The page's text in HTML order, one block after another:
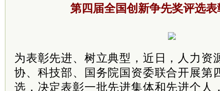
第四届全国创新争先奖评选
为表彰先进、树立典型，近日，人力资
协、科技部、国务院国资委联合开展第
选，决定表彰一批先进集体和先进个人